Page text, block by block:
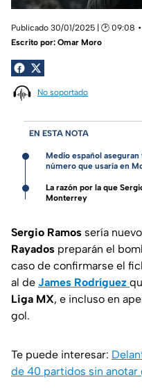
Publicado 30/01/2025 | 🕑 09:08
Escrito por: Omar Moro
No soportado
EN ESTA NOTA
Medio español
número que usaría en
La razón por la que
Monterrey
Sergio Ramos sería
Rayados preparán el
caso de confirmarse el
al de James Rodríguez
Liga MX, e incluso en
gol.
Te puede interesar:
de 40 partidos sin anotar